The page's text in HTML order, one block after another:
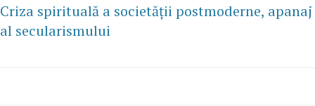
Criza spirituală a societății postmoderne, apanaj
al secularismului